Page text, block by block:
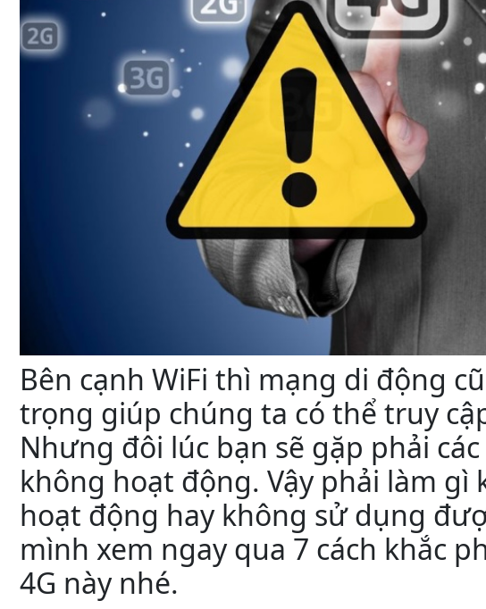
Bên cạnh WiFi thì mạng di động
trọng giúp chúng ta có thể truy
Nhưng đôi lúc bạn sẽ gặp phải
không hoạt động. Vậy phải làm
hoạt động hay không sử dụng
mình xem ngay qua 7 cách khắc
4G này nhé.